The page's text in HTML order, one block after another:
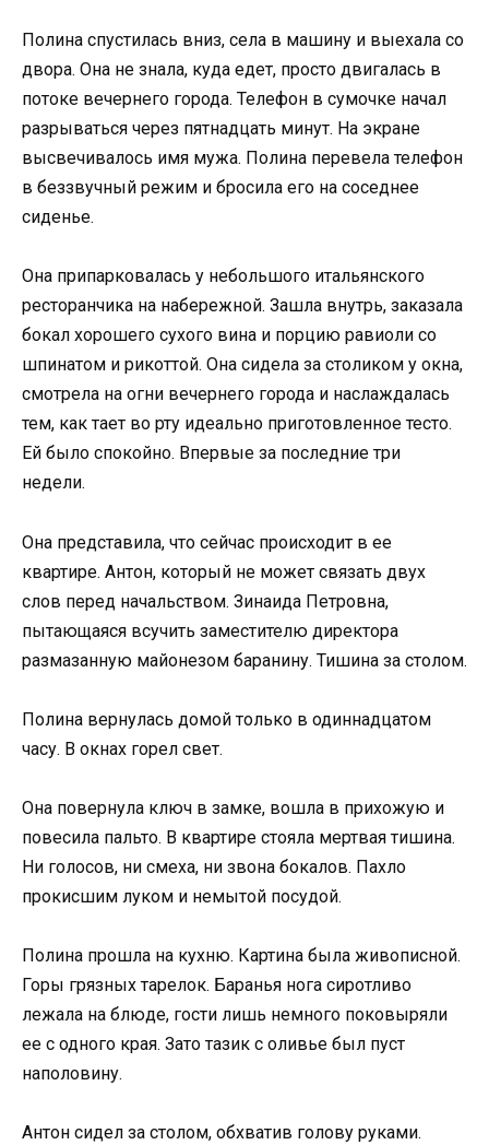
Полина спустилась вниз, села в машину и выехала со
двора. Она не знала, куда едет, просто двигалась в
потоке вечернего города. Телефон в сумочке начал
разрываться через пятнадцать минут. На экране
высвечивалось имя мужа. Полина перевела телефон
в беззвучный режим и бросила его на соседнее
сиденье.
Она припарковалась у небольшого итальянского
ресторанчика на набережной. Зашла внутрь, заказала
бокал хорошего сухого вина и порцию равиоли со
шпинатом и рикоттой. Она сидела за столиком у окна,
смотрела на огни вечернего города и наслаждалась
тем, как тает во рту идеально приготовленное тесто.
Ей было спокойно. Впервые за последние три
недели.
Она представила, что сейчас происходит в ее
квартире. Антон, который не может связать двух
слов перед начальством. Зинаида Петровна,
пытающаяся всучить заместителю директора
размазанную майонезом баранину. Тишина за столом.
Полина вернулась домой только в одиннадцатом
часу. В окнах горел свет.
Она повернула ключ в замке, вошла в прихожую и
повесила пальто. В квартире стояла мертвая тишина.
Ни голосов, ни смеха, ни звона бокалов. Пахло
прокисшим луком и немытой посудой.
Полина прошла на кухню. Картина была живописной.
Горы грязных тарелок. Баранья нога сиротливо
лежала на блюде, гости лишь немного поковыряли
ее с одного края. Зато тазик с оливье был пуст
наполовину.
Антон сидел за столом, обхватив голову руками.